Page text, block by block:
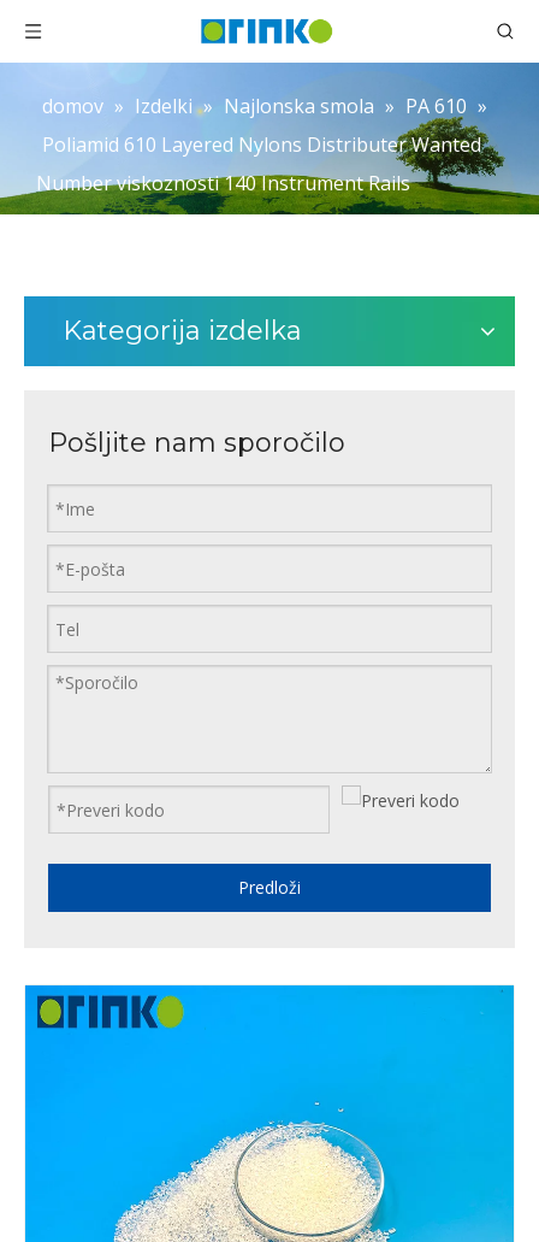
domov » Izdelki » Najlonska smola » PA 610 »
Poliamid 610 Layered Nylons Distributer Wanted
Number viskoznosti 140 Instrument Rails
Kategorija izdelka
Pošljite nam sporočilo
Predloži